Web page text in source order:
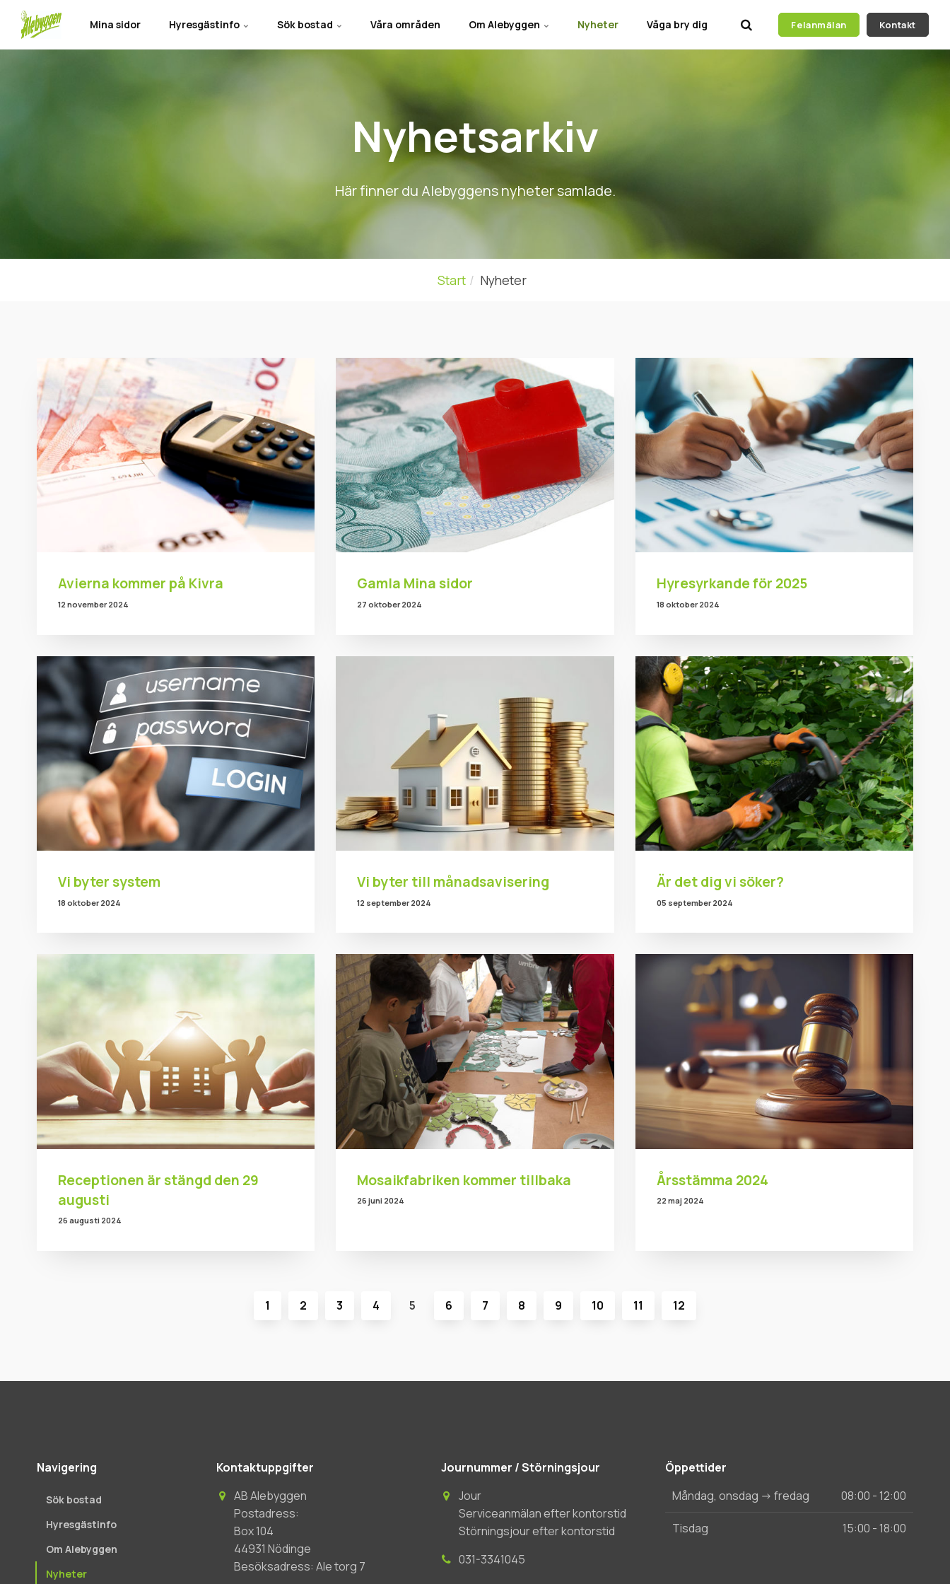
Mina sidor Hyresgästinfo Sök bostad Våra områden Om Alebyggen Nyheter Våga bry dig Felanmälan Kontakt
Nyhetsarkiv
Här finner du Alebyggens nyheter samlade.
Start Nyheter
Avierna kommer på Kivra
12 november 2024
Gamla Mina sidor
27 oktober 2024
Hyresyrkande för 2025
18 oktober 2024
Vi byter system
18 oktober 2024
Vi byter till månadsavisering
12 september 2024
Är det dig vi söker?
05 september 2024
Receptionen är stängd den 29
augusti
26 augusti 2024
Mosaikfabriken kommer tillbaka
26 juni 2024
Årsstämma 2024
22 maj 2024
1 2 3 4 5 6 7 8 9 10 11 12
Navigering
Sök bostad
Hyresgästinfo
Om Alebyggen
Nyheter
Kontaktuppgifter
AB Alebyggen
Postadress:
Box 104
44931 Nödinge
Besöksadress: Ale torg 7
Journummer / Störningsjour
Jour
Serviceanmälan efter kontorstid
Störningsjour efter kontorstid
031-3341045
Öppettider
08:00 - 12:00
Måndag, onsdag -> fredag
15:00 - 18:00
Tisdag